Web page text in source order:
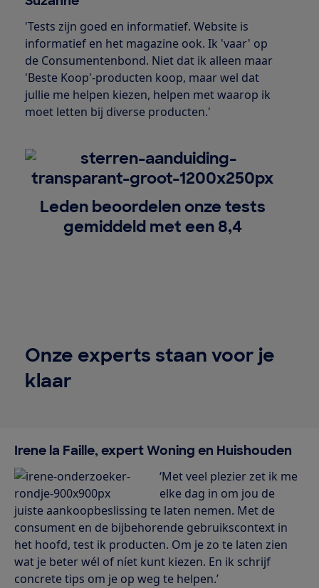
'Tests zijn goed en informatief. Website is
informatief en het magazine ook. Ik 'vaar' op
de Consumentenbond. Niet dat ik alleen maar
'Beste Koop'-producten koop, maar wel dat
jullie me helpen kiezen, helpen met waarop ik
moet letten bij diverse producten.'
Leden beoordelen onze tests
gemiddeld met een 8,4
Onze experts staan voor je
klaar
Irene la Faille, expert Woning en Huishouden
‘Met veel plezier zet ik me
elke dag in om jou de
juiste aankoopbeslissing te laten nemen. Met de
consument en de bijbehorende gebruikscontext in
het hoofd, test ik producten. Om je zo te laten zien
wat je beter wél of níet kunt kiezen. En ik schrijf
concrete tips om je op weg te helpen.’